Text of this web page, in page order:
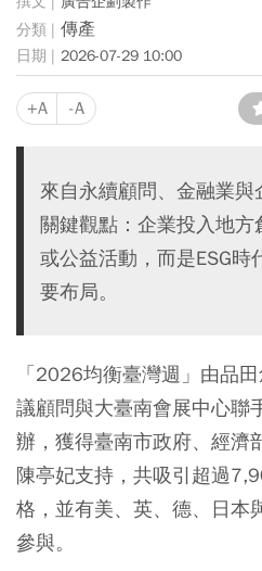
傳產
2026-07-29 10:00
+A -A
來自永續顧問、金融業
關鍵觀點：企業投入地方
或公益活動，而是ESG時
要布局。
「2026均衡臺灣週」由品
議顧問與大臺南會展中心聯
辦，獲得臺南市政府、經濟
陳亭妃支持，共吸引超過
格，並有美、英、德、日本
參與。